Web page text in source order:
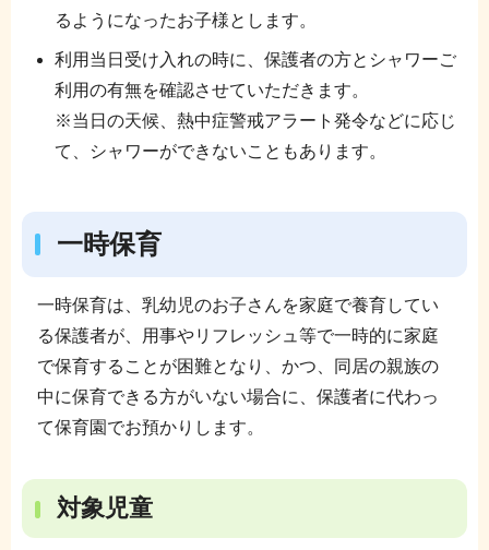
るようになったお子様とします。
利用当日受け入れの時に、保護者の方とシャワーご
利用の有無を確認させていただきます。
※当日の天候、熱中症警戒アラート発令などに応じ
て、シャワーができないこともあります。
一時保育
一時保育は、乳幼児のお子さんを家庭で養育してい
る保護者が、用事やリフレッシュ等で一時的に家庭
で保育することが困難となり、かつ、同居の親族の
中に保育できる方がいない場合に、保護者に代わっ
て保育園でお預かりします。
対象児童